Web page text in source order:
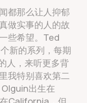
都那么让人抑郁
做实事的人的故
些希望。Ted
新的系列，每期
人，来听更多背
我特别喜欢第二
出生在